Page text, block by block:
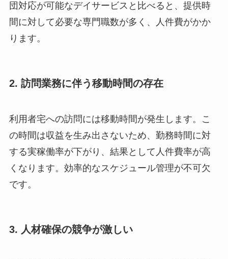
団対応が可能なデイサービスと比べると、提供時
間に対して必要な専門職数が多く、人件費がかか
ります。
2. 訪問業務に伴う移動時間の存在
利用者宅への訪問には移動時間が発生します。こ
の時間は収益を生み出さないため、勤務時間に対
する実稼働率が下がり、結果として人件費率が高
くなります。効率的なスケジュール管理が不可欠
です。
3. 人材確保の競争が激しい